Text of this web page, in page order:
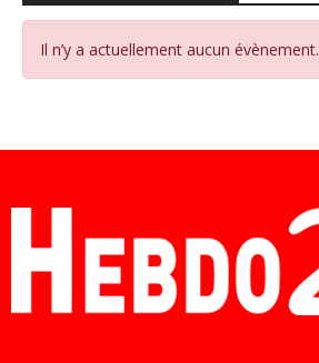
Il n’y a actuellement aucun évènement.